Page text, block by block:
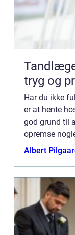
Tandlæge asnæs
tryg og
Har du ikke
er at hente
god grund til
opremse
glarmester
Albert